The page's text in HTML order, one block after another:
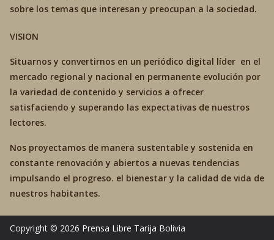
sobre los temas que interesan y preocupan a la sociedad.
VISION
Situarnos y convertirnos en un periódico digital líder en el
mercado regional y nacional en permanente evolución por
la variedad de contenido y servicios a ofrecer
satisfaciendo y superando las expectativas de nuestros
lectores.
Nos proyectamos de manera sustentable y sostenida en
constante renovación y abiertos a nuevas tendencias
impulsando el progreso. el bienestar y la calidad de vida de
nuestros habitantes.
Copyright © 2026 Prensa Libre Tarija Bolivia